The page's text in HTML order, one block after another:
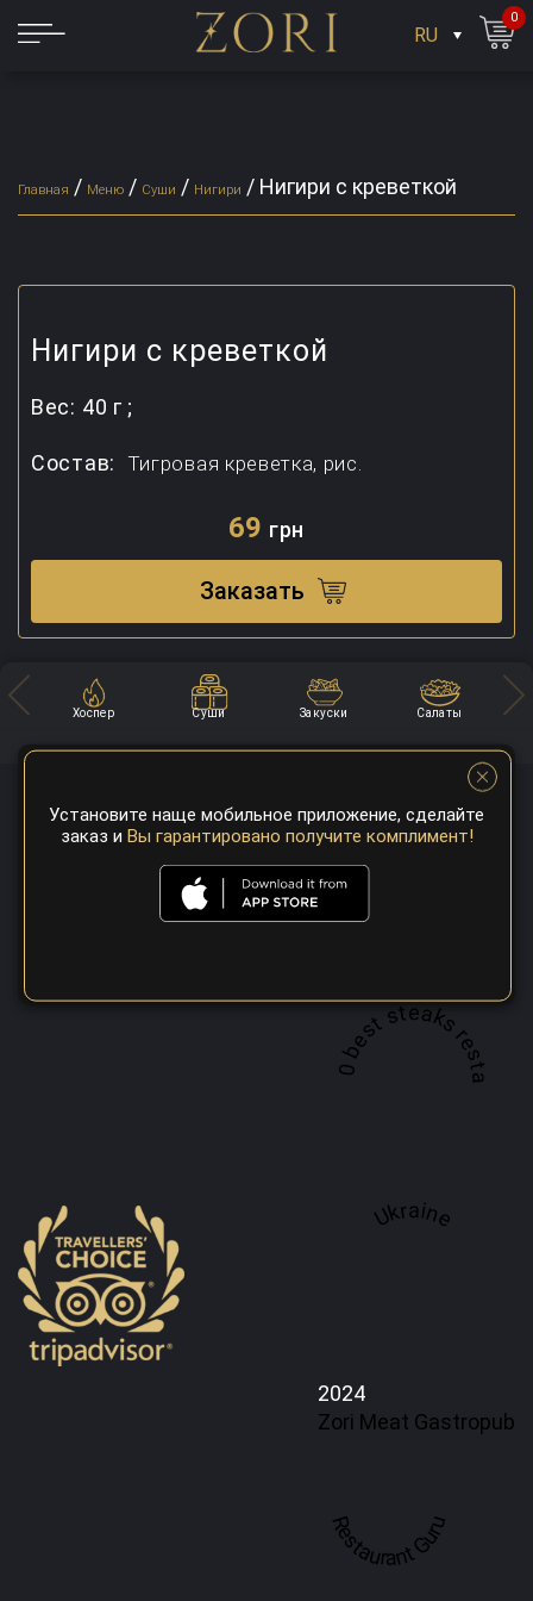
RU
0
Главная / Меню / Суши / Нигири / Нигири с креветкой
Нигири с креветкой
Вес: 40 г ;
Состав: Тигровая креветка, рис.
69 грн
Заказать
Хоспер Суши Закуски Салаты
A top 100 best steaks restaurant in
Ukraine
2024
Zori Meat Gastropub
Restaurant Guru
Установите наще мобильное приложение, сделайте
заказ и Вы гарантировано получите комплимент!